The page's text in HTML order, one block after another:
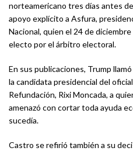
norteamericano tres días antes
apoyo explícito a Asfura,
Nacional, quien el 24 de
electo por el árbitro electoral.
En sus publicaciones, Trump
la candidata presidencial del
Refundación, Rixi Moncada, a
amenazó con cortar toda ayuda
sucedía.
Castro se refirió también a su